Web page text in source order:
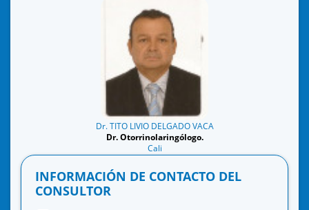
Dr. TITO LIVIO DELGADO VACA
Dr. Otorrinolaringólogo.
Cali
INFORMACIÓN DE CONTACTO DEL
CONSULTOR